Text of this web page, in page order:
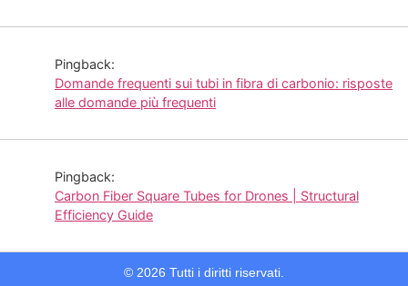
Pingback:
Domande frequenti sui tubi in fibra di carbonio: risposte
alle domande più frequenti
Pingback:
Carbon Fiber Square Tubes for Drones | Structural
Efficiency Guide
© 2026 Tutti i diritti riservati.